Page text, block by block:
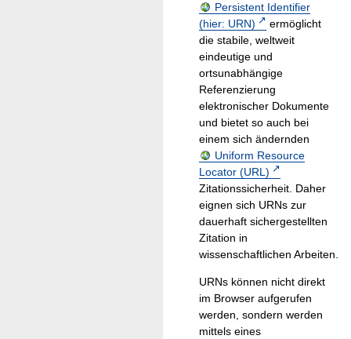
Persistent Identifier
(hier: URN)
ermöglicht
die stabile, weltweit
eindeutige und
ortsunabhängige
Referenzierung
elektronischer Dokumente
und bietet so auch bei
einem sich ändernden
Uniform Resource
Locator (URL)
Zitationssicherheit. Daher
eignen sich URNs zur
dauerhaft sichergestellten
Zitation in
wissenschaftlichen Arbeiten.
URNs können nicht direkt
im Browser aufgerufen
werden, sondern werden
mittels eines